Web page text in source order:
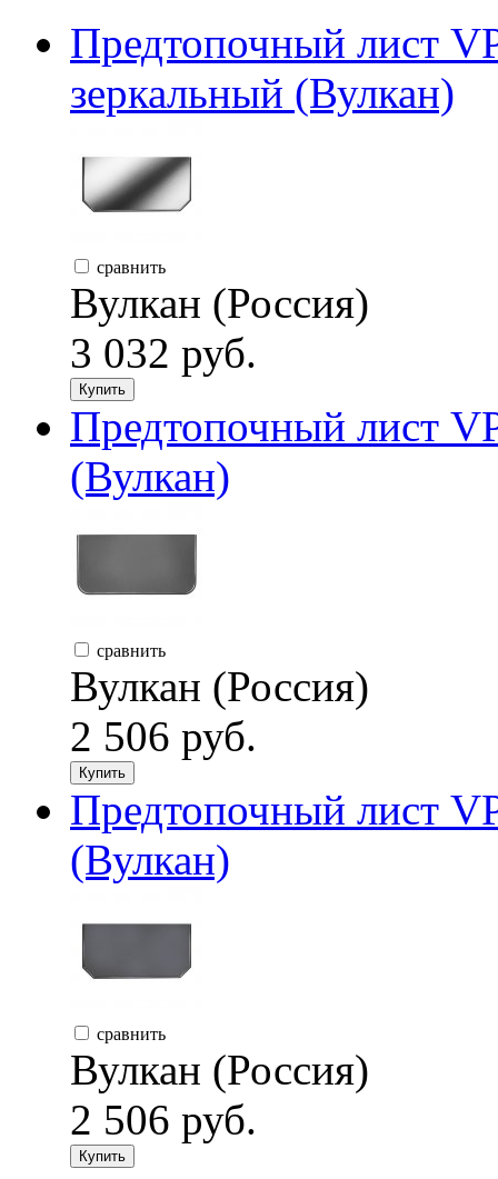
Предтопочный лист
зеркальный (Вулкан)
сравнить
Вулкан (Россия)
3 032 руб.
Купить
Предтопочный лист
(Вулкан)
сравнить
Вулкан (Россия)
2 506 руб.
Купить
Предтопочный лист
(Вулкан)
сравнить
Вулкан (Россия)
2 506 руб.
Купить